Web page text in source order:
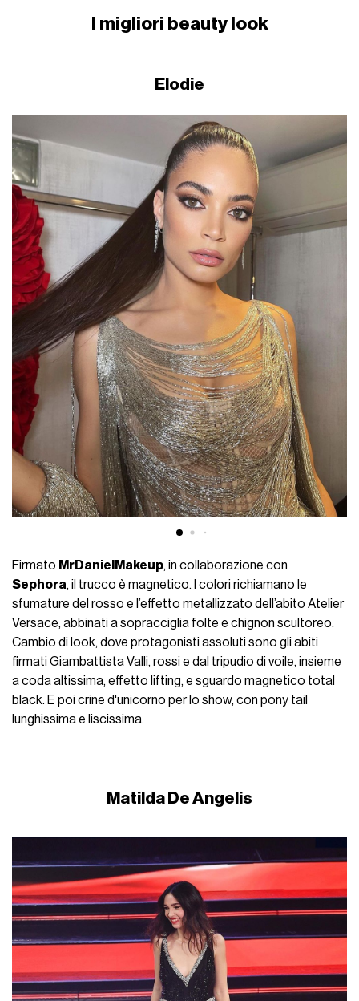
I migliori beauty look
Elodie
Firmato MrDanielMakeup, in collaborazione con
Sephora, il trucco è magnetico. I colori richiamano le
sfumature del rosso e l’effetto metallizzato dell’abito Atelier
Versace, abbinati a sopracciglia folte e chignon scultoreo.
Cambio di look, dove protagonisti assoluti sono gli abiti
firmati Giambattista Valli, rossi e dal tripudio di voile, insieme
a coda altissima, effetto lifting, e sguardo magnetico total
black. E poi crine d'unicorno per lo show, con pony tail
lunghissima e liscissima.
Matilda De Angelis